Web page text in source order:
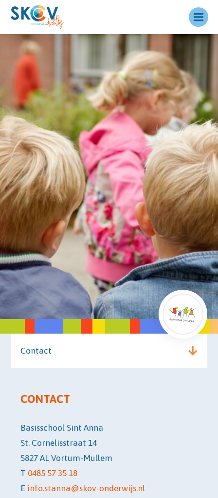
Contact
CONTACT
Basisschool Sint Anna
St. Cornelisstraat 14
5827 AL Vortum-Mullem
T 0485 57 35 18
E info.stanna@skov-onderwijs.nl